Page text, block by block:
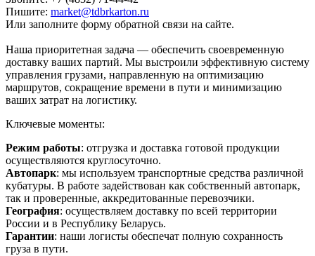
Пишите: market@tdbrkarton.ru
Или заполните форму обратной связи на сайте.
Наша приоритетная задача — обеспечить своевременную
доставку ваших партий. Мы выстроили эффективную систему
управления грузами, направленную на оптимизацию
маршрутов, сокращение времени в пути и минимизацию
ваших затрат на логистику.
Ключевые моменты:
Режим работы: отгрузка и доставка готовой продукции
осуществляются круглосуточно.
Автопарк: мы используем транспортные средства различной
кубатуры. В работе задействован как собственный автопарк,
так и проверенные, аккредитованные перевозчики.
География: осуществляем доставку по всей территории
России и в Республику Беларусь.
Гарантии: наши логисты обеспечат полную сохранность
груза в пути.